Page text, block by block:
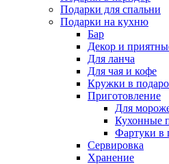
Подарки для спальни
Подарки на кухню
Бар
Декор и
Для ланча
Для чая и кофе
Кружки в
Приготовление
Для
Кухонные
Фартуки в
Сервировка
Хранение